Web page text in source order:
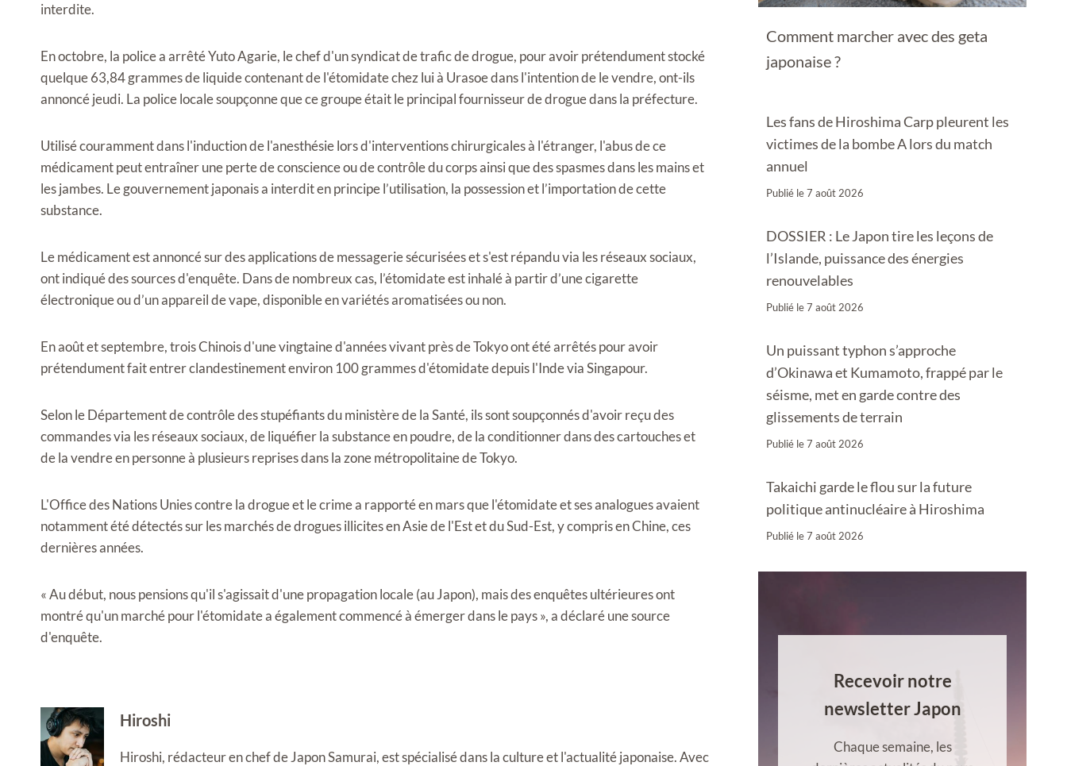
interdite.
En octobre, la police a arrêté Yuto Agarie, le chef d'un syndicat de trafic de drogue, pour avoir prétendument stocké
quelque 63,84 grammes de liquide contenant de l'étomidate chez lui à Urasoe dans l'intention de le vendre, ont-ils
annoncé jeudi. La police locale soupçonne que ce groupe était le principal fournisseur de drogue dans la préfecture.
Utilisé couramment dans l'induction de l'anesthésie lors d'interventions chirurgicales à l'étranger, l'abus de ce
médicament peut entraîner une perte de conscience ou de contrôle du corps ainsi que des spasmes dans les mains et
les jambes. Le gouvernement japonais a interdit en principe l’utilisation, la possession et l’importation de cette
substance.
Le médicament est annoncé sur des applications de messagerie sécurisées et s'est répandu via les réseaux sociaux,
ont indiqué des sources d'enquête. Dans de nombreux cas, l’étomidate est inhalé à partir d’une cigarette
électronique ou d’un appareil de vape, disponible en variétés aromatisées ou non.
En août et septembre, trois Chinois d'une vingtaine d'années vivant près de Tokyo ont été arrêtés pour avoir
prétendument fait entrer clandestinement environ 100 grammes d'étomidate depuis l'Inde via Singapour.
Selon le Département de contrôle des stupéfiants du ministère de la Santé, ils sont soupçonnés d'avoir reçu des
commandes via les réseaux sociaux, de liquéfier la substance en poudre, de la conditionner dans des cartouches et
de la vendre en personne à plusieurs reprises dans la zone métropolitaine de Tokyo.
L'Office des Nations Unies contre la drogue et le crime a rapporté en mars que l'étomidate et ses analogues avaient
notamment été détectés sur les marchés de drogues illicites en Asie de l'Est et du Sud-Est, y compris en Chine, ces
dernières années.
« Au début, nous pensions qu'il s'agissait d'une propagation locale (au Japon), mais des enquêtes ultérieures ont
montré qu'un marché pour l'étomidate a également commencé à émerger dans le pays », a déclaré une source
d'enquête.
Hiroshi
Hiroshi, rédacteur en chef de Japon Samurai, est spécialisé dans la culture et l'actualité japonaise. Avec
Comment marcher avec des geta
japonaise ?
Les fans de Hiroshima Carp pleurent les
victimes de la bombe A lors du match
annuel
Publié le7 août 2026
DOSSIER : Le Japon tire les leçons de
l’Islande, puissance des énergies
renouvelables
Publié le7 août 2026
Un puissant typhon s’approche
d’Okinawa et Kumamoto, frappé par le
séisme, met en garde contre des
glissements de terrain
Publié le7 août 2026
Takaichi garde le flou sur la future
politique antinucléaire à Hiroshima
Publié le7 août 2026
Recevoir notre
newsletter Japon
Chaque semaine, les